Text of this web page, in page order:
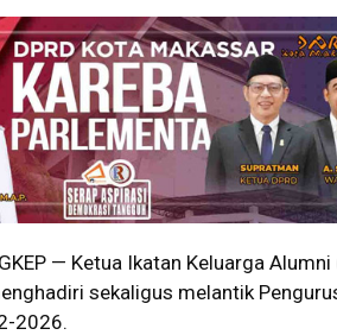
— Ketua Ikatan Keluarga
sekaligus melantik
2026.